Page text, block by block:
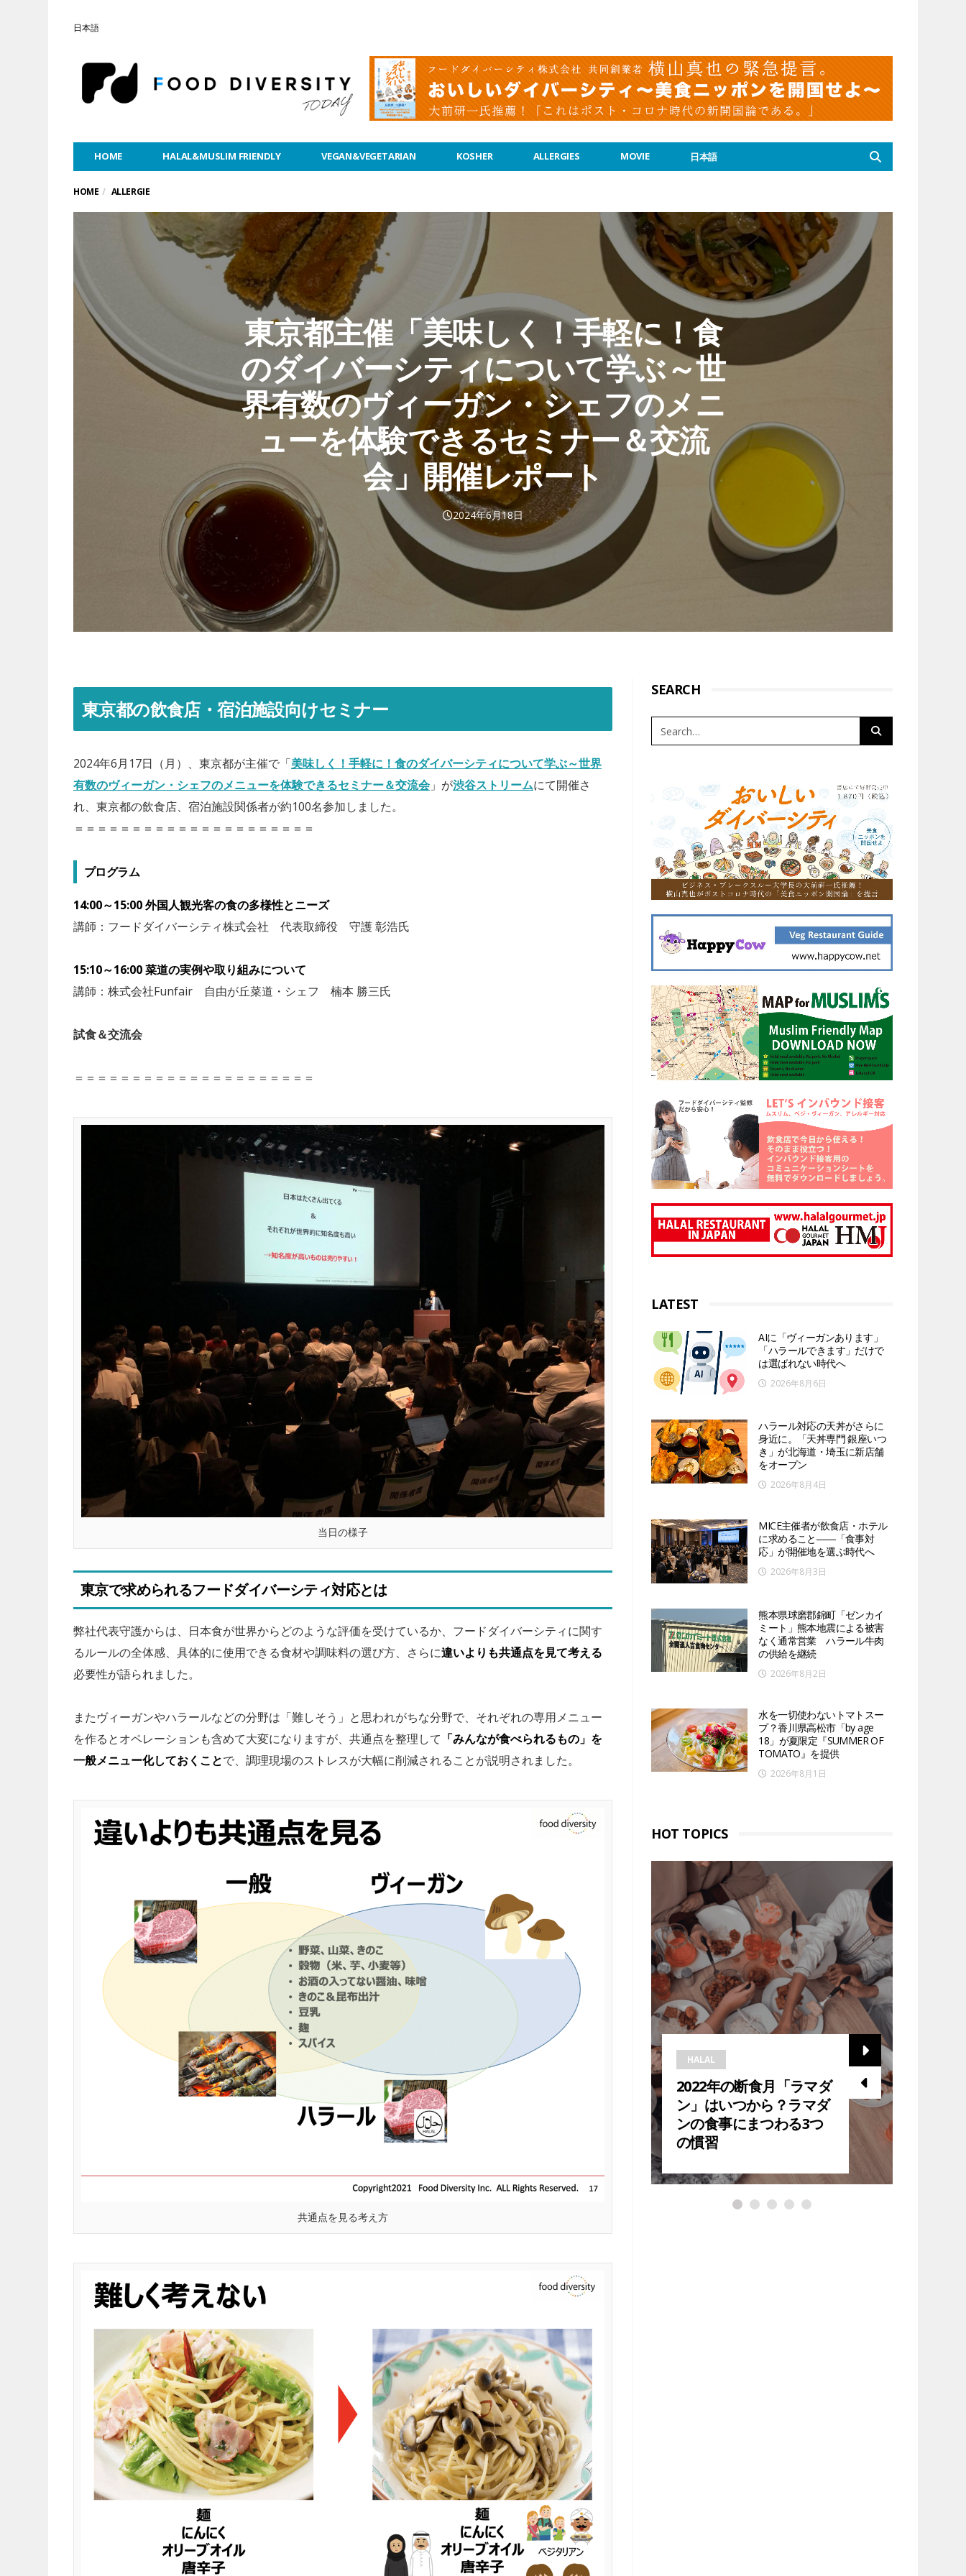
日本語
HOME HALAL&MUSLIM FRIENDLY VEGAN&VEGETARIAN KOSHER ALLERGIES MOVIE 日本語
HOME ALLERGIE
東京都主催「美味しく！手軽に！食
のダイバーシティについて学ぶ～世
界有数のヴィーガン・シェフのメニ
ューを体験できるセミナー＆交流
会」開催レポート
2024年6月18日
東京都の飲食店・宿泊施設向けセミナー
2024年6月17日（月）、東京都が主催で「美味しく！手軽に！食のダイバーシティについて学ぶ～世界
有数のヴィーガン・シェフのメニューを体験できるセミナー＆交流会」が渋谷ストリームにて開催さ
れ、東京都の飲食店、宿泊施設関係者が約100名参加しました。
＝＝＝＝＝＝＝＝＝＝＝＝＝＝＝＝＝＝＝＝＝
プログラム
14:00～15:00 外国人観光客の食の多様性とニーズ
講師：フードダイバーシティ株式会社 代表取締役 守護 彰浩氏
15:10～16:00 菜道の実例や取り組みについて
講師：株式会社Funfair 自由が丘菜道・シェフ 楠本 勝三氏
試食＆交流会
＝＝＝＝＝＝＝＝＝＝＝＝＝＝＝＝＝＝＝＝＝
当日の様子
東京で求められるフードダイバーシティ対応とは
弊社代表守護からは、日本食が世界からどのような評価を受けているか、フードダイバーシティに関す
るルールの全体感、具体的に使用できる食材や調味料の選び方、さらに違いよりも共通点を見て考える
必要性が語られました。
またヴィーガンやハラールなどの分野は「難しそう」と思われがちな分野で、それぞれの専用メニュー
を作るとオペレーションも含めて大変になりますが、共通点を整理して 「みんなが食べられるもの」を
一般メニュー化しておくことで、調理現場のストレスが大幅に削減されることが説明されました。
共通点を見る考え方
SEARCH
LATEST
AIに「ヴィーガンあります」
「ハラールできます」だけで
は選ばれない時代へ
2026年8月6日
ハラール対応の天丼がさらに
身近に。「天丼専門 銀座いつ
き」が北海道・埼玉に新店舗
をオープン
2026年8月4日
MICE主催者が飲食店・ホテル
に求めること――「食事対
応」が開催地を選ぶ時代へ
2026年8月3日
熊本県球磨郡錦町「ゼンカイ
ミート」熊本地震による被害
なく通常営業 ハラール牛肉
の供給を継続
2026年8月2日
水を一切使わないトマトスー
プ？香川県高松市「by age
18」が夏限定『SUMMER OF
TOMATO』を提供
2026年8月1日
HOT TOPICS
VEGAN&VEGETARIAN
「卵の価格高騰」はいつ
まで続く？今後の予測と
2024年のラマダンはいつ
から？ラマダンに関して
日本人が知っておきたい
7つのこととは？
HALAL
2022年の断食月「ラマダ
ン」はいつから？ラマダ
ンの食事にまつわる3つ
の慣習